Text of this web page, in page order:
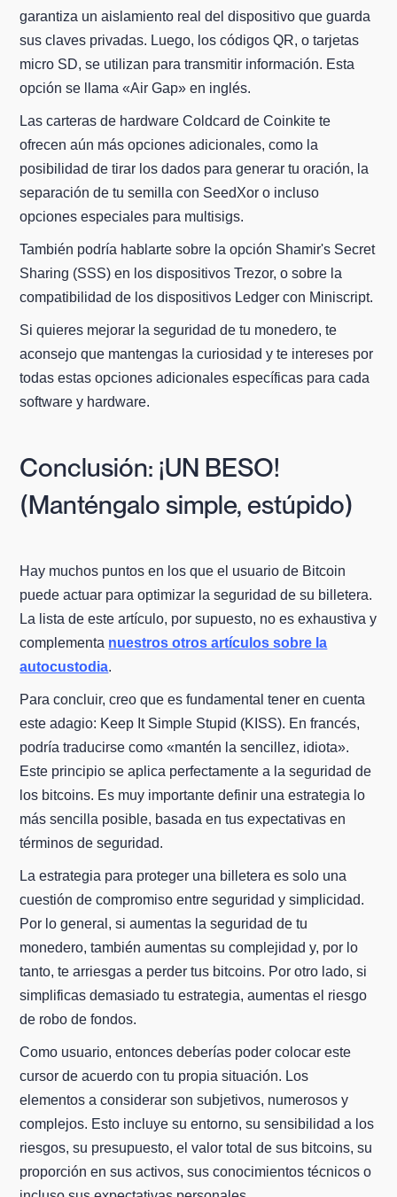
garantiza un aislamiento real del dispositivo que guarda
sus claves privadas. Luego, los códigos QR, o tarjetas
micro SD, se utilizan para transmitir información. Esta
opción se llama «Air Gap» en inglés.
Las carteras de hardware Coldcard de Coinkite te
ofrecen aún más opciones adicionales, como la
posibilidad de tirar los dados para generar tu oración, la
separación de tu semilla con SeedXor o incluso
opciones especiales para multisigs.
También podría hablarte sobre la opción Shamir's Secret
Sharing (SSS) en los dispositivos Trezor, o sobre la
compatibilidad de los dispositivos Ledger con Miniscript.
Si quieres mejorar la seguridad de tu monedero, te
aconsejo que mantengas la curiosidad y te intereses por
todas estas opciones adicionales específicas para cada
software y hardware.
Conclusión: ¡UN BESO!
(Manténgalo simple, estúpido)
Hay muchos puntos en los que el usuario de Bitcoin
puede actuar para optimizar la seguridad de su billetera.
La lista de este artículo, por supuesto, no es exhaustiva y
complementa nuestros otros artículos sobre la
autocustodia.
Para concluir, creo que es fundamental tener en cuenta
este adagio: Keep It Simple Stupid (KISS). En francés,
podría traducirse como «mantén la sencillez, idiota».
Este principio se aplica perfectamente a la seguridad de
los bitcoins. Es muy importante definir una estrategia lo
más sencilla posible, basada en tus expectativas en
términos de seguridad.
La estrategia para proteger una billetera es solo una
cuestión de compromiso entre seguridad y simplicidad.
Por lo general, si aumentas la seguridad de tu
monedero, también aumentas su complejidad y, por lo
tanto, te arriesgas a perder tus bitcoins. Por otro lado, si
simplificas demasiado tu estrategia, aumentas el riesgo
de robo de fondos.
Como usuario, entonces deberías poder colocar este
cursor de acuerdo con tu propia situación. Los
elementos a considerar son subjetivos, numerosos y
complejos. Esto incluye su entorno, su sensibilidad a los
riesgos, su presupuesto, el valor total de sus bitcoins, su
proporción en sus activos, sus conocimientos técnicos o